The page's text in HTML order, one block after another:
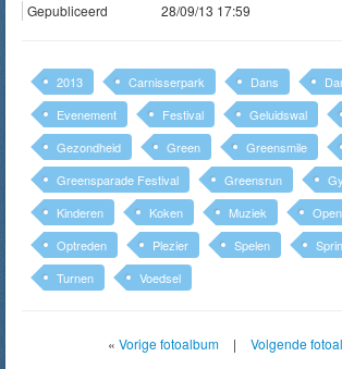
Gepubliceerd
28/09/13 17:59
2013 Carnisserpark Dans
Evenement
Festival Geluidswal
Gezondheid
Green Greensmile
Greensparade Festival
Greensrun
Kinderen
Koken Muziek
Optreden
Plezier Spelen
Turnen
Voedsel
« Vorige fotoalbum | Volgende